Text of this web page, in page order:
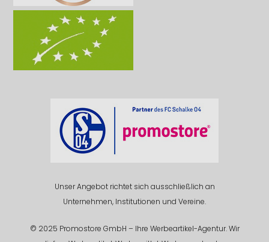
Unser Angebot richtet sich ausschließlich an
Unternehmen, Institutionen und Vereine.
© 2025 Promostore GmbH – Ihre Werbeartikel-Agentur. Wir